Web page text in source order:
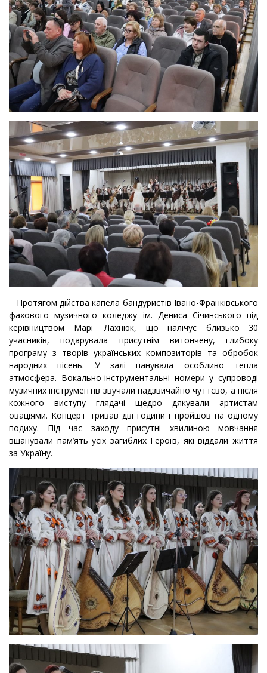
Протягом дійства капела бандуристів Івано-Франківського
фахового музичного коледжу ім. Дениса Січинського під
керівництвом Марії Лахнюк, що налічує близько 30
учасників, подарувала присутнім витончену, глибоку
програму з творів українських композиторів та обробок
народних пісень. У залі панувала особливо тепла
атмосфера. Вокально-інструментальні номери у супроводі
музичних інструментів звучали надзвичайно чуттєво, а після
кожного виступу глядачі щедро дякували артистам
оваціями. Концерт тривав дві години і пройшов на одному
подиху. Під час заходу присутні хвилиною мовчання
вшанували пам’ять усіх загиблих Героїв, які віддали життя
за Україну.